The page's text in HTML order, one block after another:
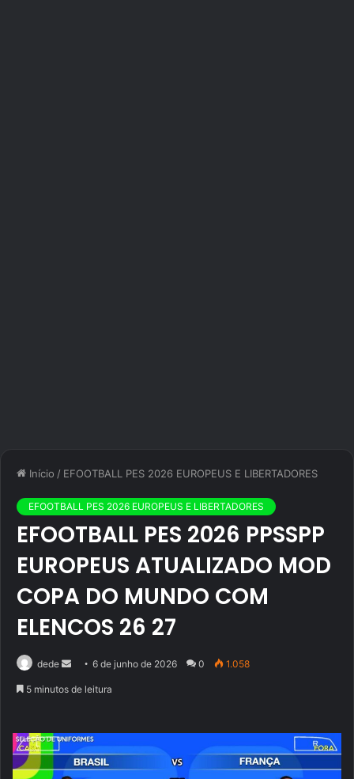
Início / EFOOTBALL PES 2026 EUROPEUS E LIBERTADORES
EFOOTBALL PES 2026 EUROPEUS E LIBERTADORES
EFOOTBALL PES 2026 PPSSPP
EUROPEUS ATUALIZADO MOD
COPA DO MUNDO COM
ELENCOS 26 27
dede
Mande6 de junho de 2026 0 1.058
5 minutos de leitura